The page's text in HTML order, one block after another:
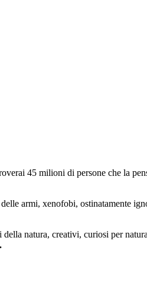
45 milioni di persone che la
armi, xenofobi, ostinatamente
natura, creativi, curiosi per